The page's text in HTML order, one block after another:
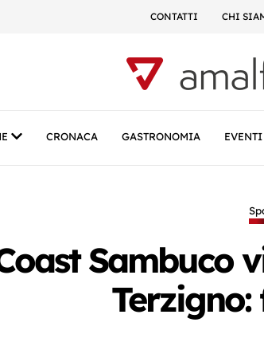
CONTATTI CHI
CRONACA GASTRONOMIA EVENTI
Sambuco
Terzigno: